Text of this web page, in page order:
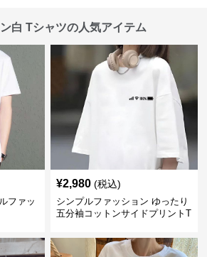
白 Tシャツの人気アイテム
ファッ
¥2,980 (税込)
シンプルファッション ゆったり
五分袖コットンサイドプリントT